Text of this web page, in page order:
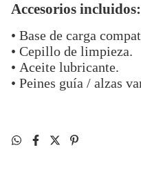
Accesorios incluidos:
• Base de carga
• Cepillo de limpieza.
• Aceite lubricante.
• Peines guía / alzas